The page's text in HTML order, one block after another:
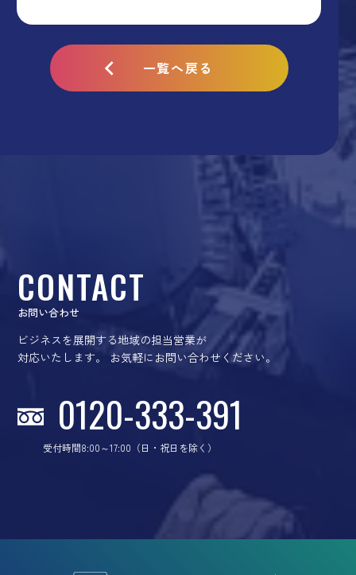
一覧へ戻る
CONTACT
お問い合わせ
ビジネスを展開する地域の担当営業が
対応いたします。
お気軽にお問い合わせください。
0120-333-391
受付時間8:00～17:00（日・祝日を除く）